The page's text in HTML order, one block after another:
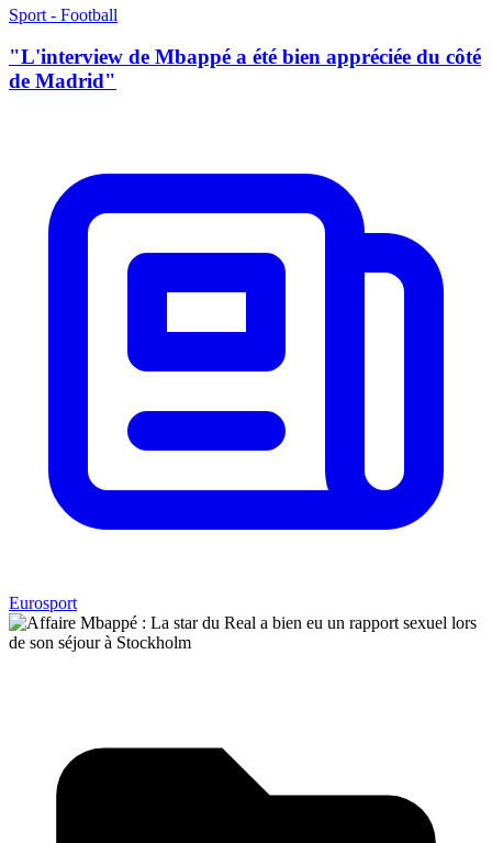
Sport - Football
"L'interview de Mbappé a été bien appréciée du côté
de Madrid"
Eurosport